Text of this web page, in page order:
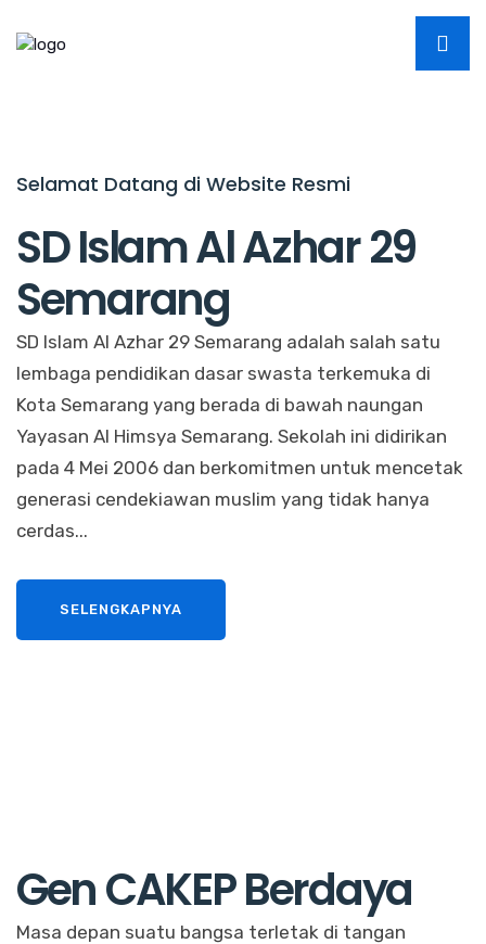
Selamat Datang di Website Resmi
SD Islam Al Azhar 29
Semarang
SD Islam Al Azhar 29 Semarang adalah salah satu
lembaga pendidikan dasar swasta terkemuka di
Kota Semarang yang berada di bawah naungan
Yayasan Al Himsya Semarang. Sekolah ini didirikan
pada 4 Mei 2006 dan berkomitmen untuk mencetak
generasi cendekiawan muslim yang tidak hanya
cerdas...
SELENGKAPNYA
Gen CAKEP Berdaya
Masa depan suatu bangsa terletak di tangan